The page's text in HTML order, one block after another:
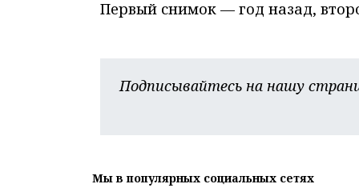
Первый снимок — год назад,
Подписывайтесь на нашу
Мы в популярных социальных сетях